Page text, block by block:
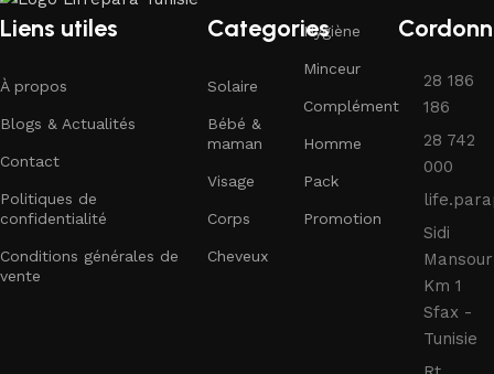
Liens utiles
À propos
Blogs & Actualités
Contact
Politiques de
confidentialité
Conditions générales de
vente
Categories
Solaire
Bébé &
maman
Visage
Corps
Cheveux
Hygiène
Minceur
Complément
Homme
Pack
Promotion
28 186
186
28 742
000
Sidi
Mansour
Km 1
Sfax -
Tunisie